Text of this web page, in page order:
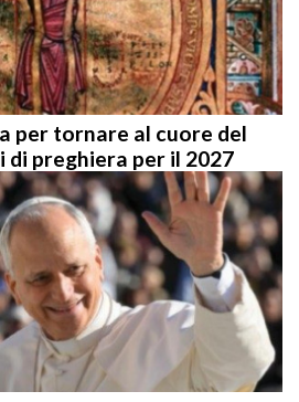
per tornare al cuore del
di preghiera per il 2027
dei bambini: 25-27